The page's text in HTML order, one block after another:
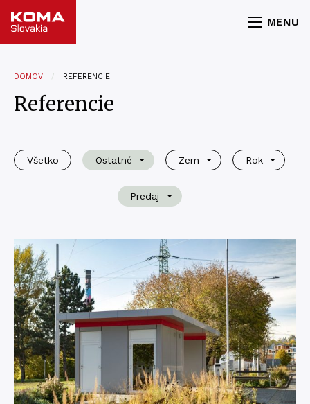
MENU
DOMOV REFERENCIE
Referencie
Všetko Ostatné Zem Rok
Predaj